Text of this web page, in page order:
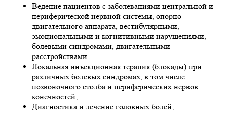
Ведение пациентов с заболеваниями центральной и
периферической нервной системы, опорно-
двигательного аппарата, вестибулярными,
эмоциональными и когнитивными нарушениями,
болевыми синдромами, двигательными
расстройствами.
Локальная инъекционная терапия (блокады) при
различных болевых синдромах, в том числе
позвоночного столба и периферических нервов
конечностей;
Диагностика и лечение головных болей;